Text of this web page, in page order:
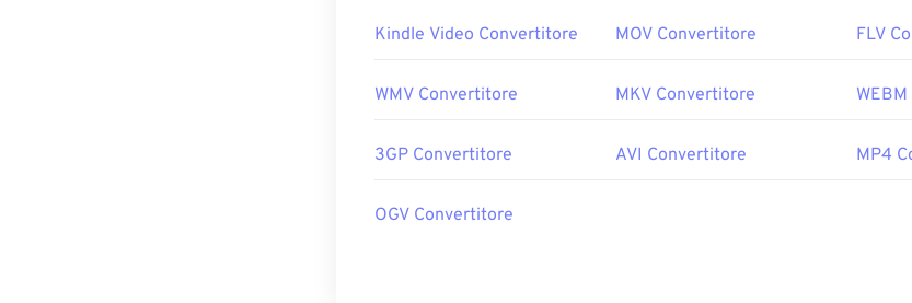
Kindle Video Convertitore MOV Convertitore FLV
WMV Convertitore MKV Convertitore
3GP Convertitore AVI Convertitore MP4
OGV Convertitore